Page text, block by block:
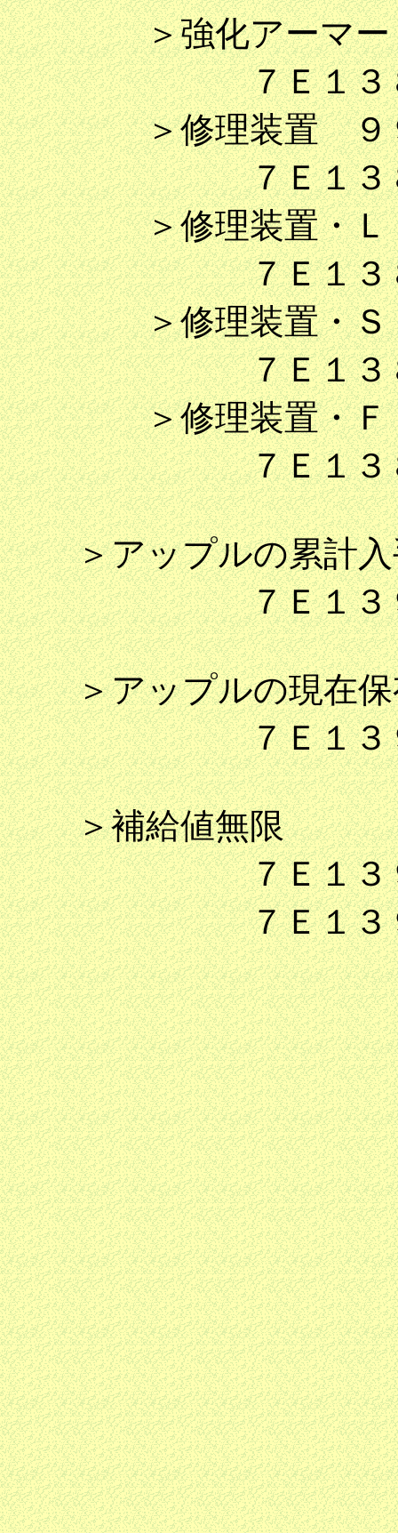
＞強化アーマー
７Ｅ１３８Ｂ
＞修理装置 ９
７Ｅ１３８Ｃ
＞修理装置・Ｌ
７Ｅ１３８Ｄ
＞修理装置・Ｓ
７Ｅ１３８Ｅ
＞修理装置・Ｆ
７Ｅ１３８Ｆ
＞アップルの累計入
７Ｅ１３９０
＞アップルの現在保
７Ｅ１３９１
＞補給値無限
７Ｅ１３９２
７Ｅ１３９３